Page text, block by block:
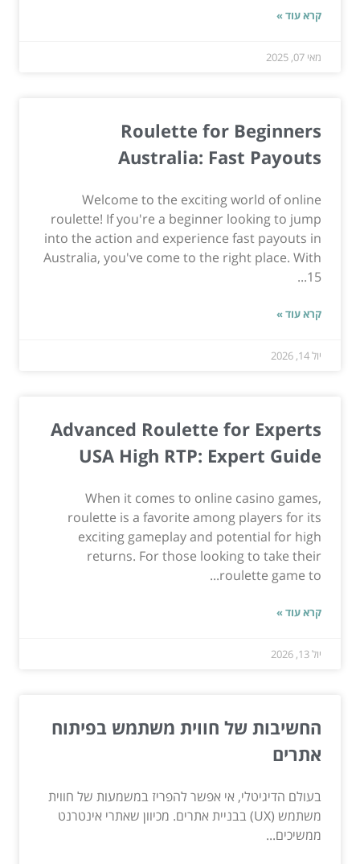
קרא עוד »
מאי 07, 2025
Roulette for Beginners
Australia: Fast Payouts
Welcome to the exciting world of online
roulette! If you're a beginner looking to jump
into the action and experience fast payouts in
Australia, you've come to the right place. With
15...
קרא עוד »
יול 14, 2026
Advanced Roulette for Experts
USA High RTP: Expert Guide
When it comes to online casino games,
roulette is a favorite among players for its
exciting gameplay and potential for high
returns. For those looking to take their
roulette game to...
קרא עוד »
יול 13, 2026
החשיבות של חווית משתמש בפיתוח
אתרים
בעולם הדיגיטלי, אי אפשר להפריז במשמעות של חווית
משתמש (UX) בבניית אתרים. מכיוון שאתרי אינטרנט
ממשיכים...